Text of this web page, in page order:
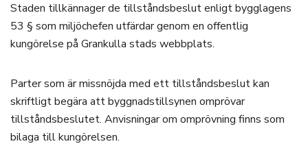
Staden tillkännager de tillståndsbeslut enligt bygglagens
53 § som miljöchefen utfärdar genom en offentlig
kungörelse på Grankulla stads webbplats.
Parter som är missnöjda med ett tillståndsbeslut kan
skriftligt begära att byggnadstillsynen omprövar
tillståndsbeslutet. Anvisningar om omprövning finns som
bilaga till kungörelsen.